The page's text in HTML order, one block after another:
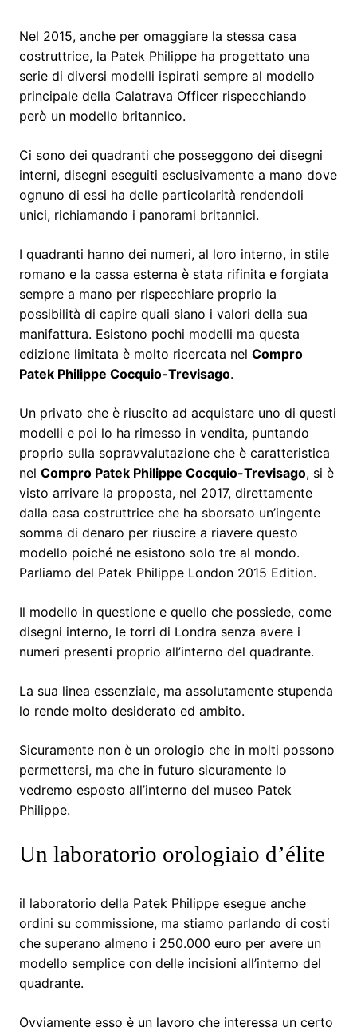
Nel 2015, anche per omaggiare la stessa casa
costruttrice, la Patek Philippe ha progettato una
serie di diversi modelli ispirati sempre al modello
principale della Calatrava Officer rispecchiando
però un modello britannico.
Ci sono dei quadranti che posseggono dei disegni
interni, disegni eseguiti esclusivamente a mano dove
ognuno di essi ha delle particolarità rendendoli
unici, richiamando i panorami britannici.
I quadranti hanno dei numeri, al loro interno, in stile
romano e la cassa esterna è stata rifinita e forgiata
sempre a mano per rispecchiare proprio la
possibilità di capire quali siano i valori della sua
manifattura. Esistono pochi modelli ma questa
edizione limitata è molto ricercata nel Compro
Patek Philippe Cocquio-Trevisago.
Un privato che è riuscito ad acquistare uno di questi
modelli e poi lo ha rimesso in vendita, puntando
proprio sulla sopravvalutazione che è caratteristica
nel Compro Patek Philippe Cocquio-Trevisago, si è
visto arrivare la proposta, nel 2017, direttamente
dalla casa costruttrice che ha sborsato un’ingente
somma di denaro per riuscire a riavere questo
modello poiché ne esistono solo tre al mondo.
Parliamo del Patek Philippe London 2015 Edition.
Il modello in questione e quello che possiede, come
disegni interno, le torri di Londra senza avere i
numeri presenti proprio all’interno del quadrante.
La sua linea essenziale, ma assolutamente stupenda
lo rende molto desiderato ed ambito.
Sicuramente non è un orologio che in molti possono
permettersi, ma che in futuro sicuramente lo
vedremo esposto all’interno del museo Patek
Philippe.
Un laboratorio orologiaio d’élite
il laboratorio della Patek Philippe esegue anche
ordini su commissione, ma stiamo parlando di costi
che superano almeno i 250.000 euro per avere un
modello semplice con delle incisioni all’interno del
quadrante.
Ovviamente esso è un lavoro che interessa un certo